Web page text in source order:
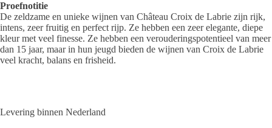
Proefnotitie
De zeldzame en unieke wijnen van Château Croix de Labrie zijn rijk,
intens, zeer fruitig en perfect rijp. Ze hebben een zeer elegante, diepe
kleur met veel finesse. Ze hebben een verouderingspotentieel van meer
dan 15 jaar, maar in hun jeugd bieden de wijnen van Croix de Labrie
veel kracht, balans en frisheid.
Levering binnen Nederland